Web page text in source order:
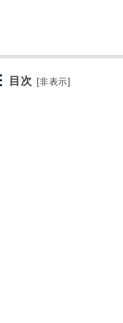
目次 [非表示]